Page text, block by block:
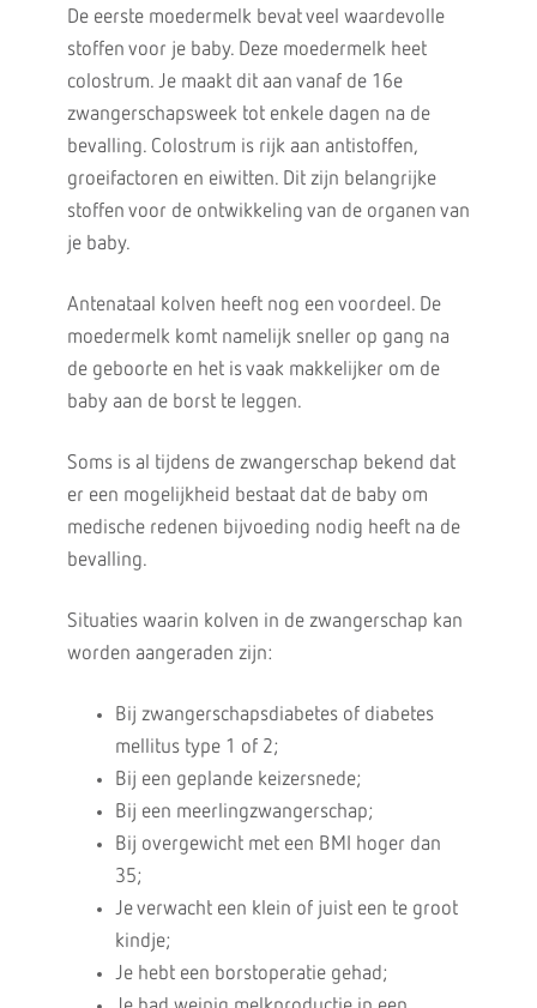
De eerste moedermelk bevat veel waardevolle
stoffen voor je baby. Deze moedermelk heet
colostrum. Je maakt dit aan vanaf de 16e
zwangerschapsweek tot enkele dagen na de
bevalling. Colostrum is rijk aan antistoffen,
groeifactoren en eiwitten. Dit zijn belangrijke
stoffen voor de ontwikkeling van de organen van
je baby.
Antenataal kolven heeft nog een voordeel. De
moedermelk komt namelijk sneller op gang na
de geboorte en het is vaak makkelijker om de
baby aan de borst te leggen.
Soms is al tijdens de zwangerschap bekend dat
er een mogelijkheid bestaat dat de baby om
medische redenen bijvoeding nodig heeft na de
bevalling.
Situaties waarin kolven in de zwangerschap kan
worden aangeraden zijn:
Bij zwangerschapsdiabetes of diabetes
mellitus type 1 of 2;
Bij een geplande keizersnede;
Bij een meerlingzwangerschap;
Bij overgewicht met een BMI hoger dan
35;
Je verwacht een klein of juist een te groot
kindje;
Je hebt een borstoperatie gehad;